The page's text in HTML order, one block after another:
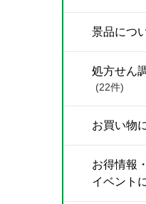
景品につ
処方せん
(22件)
お買い物
お得情報
イベント